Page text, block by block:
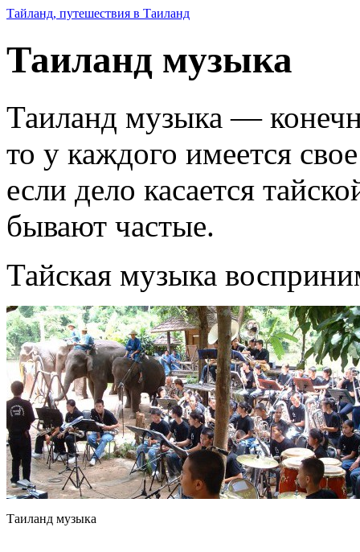
Тайланд, путешествия в Таиланд
Таиланд музыка
Таиланд музыка —
то у каждого имеется
если дело касается
бывают частые.
Тайская музыка
Таиланд музыка